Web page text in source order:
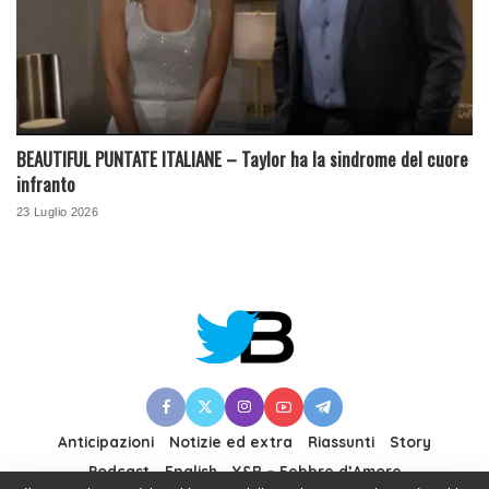
BEAUTIFUL PUNTATE ITALIANE – Taylor ha la sindrome del cuore
infranto
23 Luglio 2026
Anticipazioni Notizie ed extra Riassunti
Story
Podcast
English Y&R – Febbre d’Amore